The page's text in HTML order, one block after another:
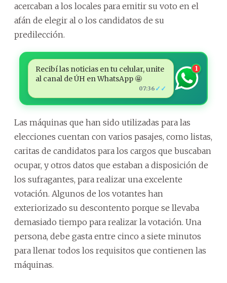
acercaban a los locales para emitir su voto en el
afán de elegir al o los candidatos de su
predilección.
Recibí las noticias en tu celular, unite
al canal de ÚH en WhatsApp 🤩
07:36 ✓✓
1
Las máquinas que han sido utilizadas para las
elecciones cuentan con varios pasajes, como listas,
caritas de candidatos para los cargos que buscaban
ocupar, y otros datos que estaban a disposición de
los sufragantes, para realizar una excelente
votación. Algunos de los votantes han
exteriorizado su descontento porque se llevaba
demasiado tiempo para realizar la votación. Una
persona, debe gasta entre cinco a siete minutos
para llenar todos los requisitos que contienen las
máquinas.